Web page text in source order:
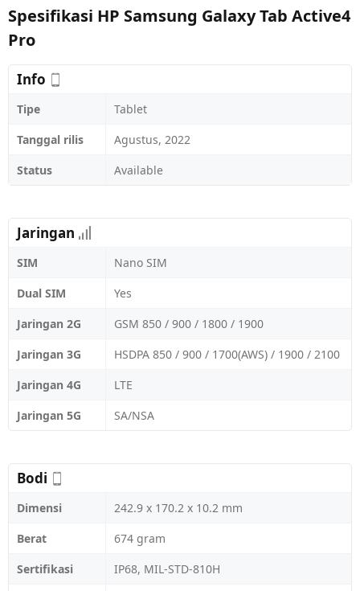
Spesifikasi HP Samsung Galaxy Tab Active4
Pro
Info
Tipe
Tablet
Tanggal rilis
Agustus, 2022
Status
Available
Jaringan
SIM
Nano SIM
Dual SIM
Yes
Jaringan 2G
GSM 850 / 900 / 1800 / 1900
Jaringan 3G
HSDPA 850 / 900 / 1700(AWS) / 1900 / 2100
Jaringan 4G
LTE
Jaringan 5G
SA/NSA
Bodi
Dimensi
242.9 x 170.2 x 10.2 mm
Berat
674 gram
Sertifikasi
IP68, MIL-STD-810H